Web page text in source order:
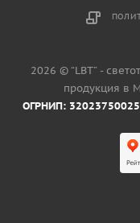
2026 © “LBT” -
продукция в
ОГРНИП: